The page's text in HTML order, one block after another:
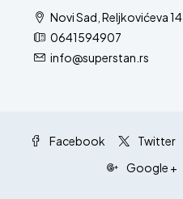
Novi Sad, Reljkovićeva 14
0641594907
info@superstan.rs
Facebook Twitter
Google +